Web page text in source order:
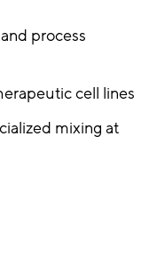
process
cell lines
mixing at